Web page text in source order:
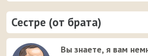
Сестре (от брата)
Вы знаете, я вам